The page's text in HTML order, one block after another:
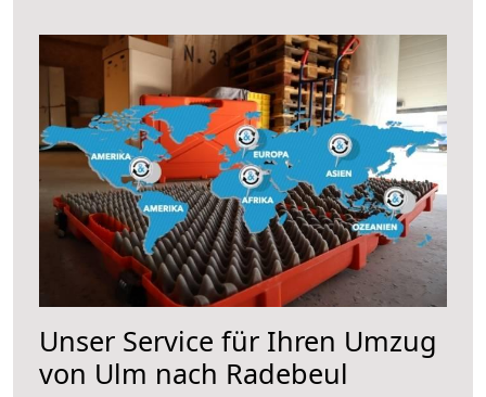
Unser Service für Ihren Umzug
von Ulm nach Radebeul